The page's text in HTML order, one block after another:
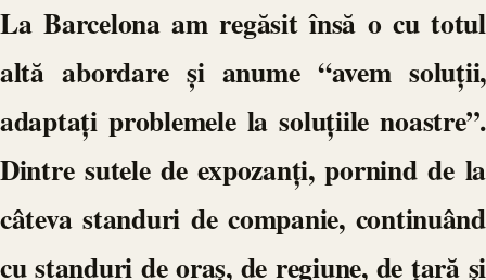
La Barcelona am regăsit însă o cu totul
altă abordare și anume “avem soluții,
adaptați problemele la soluțiile noastre”.
Dintre sutele de expozanți, pornind de la
câteva standuri de companie, continuând
cu standuri de oraș, de regiune, de țară și